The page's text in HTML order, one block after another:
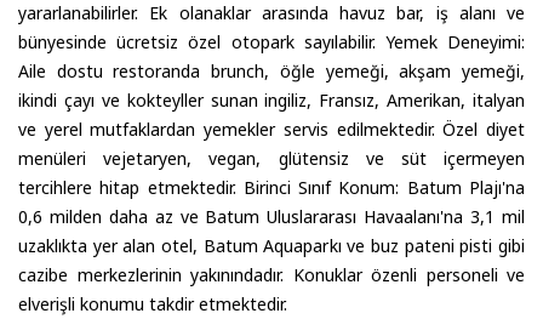
yararlanabilirler. Ek olanaklar arasında havuz bar, iş alanı ve
bünyesinde ücretsiz özel otopark sayılabilir. Yemek Deneyimi:
Aile dostu restoranda brunch, öğle yemeği, akşam yemeği,
ikindi çayı ve kokteyller sunan ingiliz, Fransız, Amerikan, italyan
ve yerel mutfaklardan yemekler servis edilmektedir. Özel diyet
menüleri vejetaryen, vegan, glütensiz ve süt içermeyen
tercihlere hitap etmektedir. Birinci Sınıf Konum: Batum Plajı'na
0,6 milden daha az ve Batum Uluslararası Havaalanı'na 3,1 mil
uzaklıkta yer alan otel, Batum Aquaparkı ve buz pateni pisti gibi
cazibe merkezlerinin yakınındadır. Konuklar özenli personeli ve
elverişli konumu takdir etmektedir.